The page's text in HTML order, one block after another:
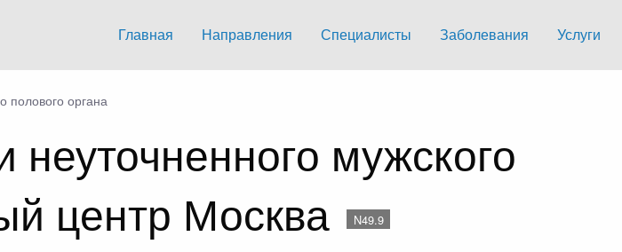
Главная Направления Специалисты Заболевания Услуги
полового органа
мужского
центр Москва
N49.9